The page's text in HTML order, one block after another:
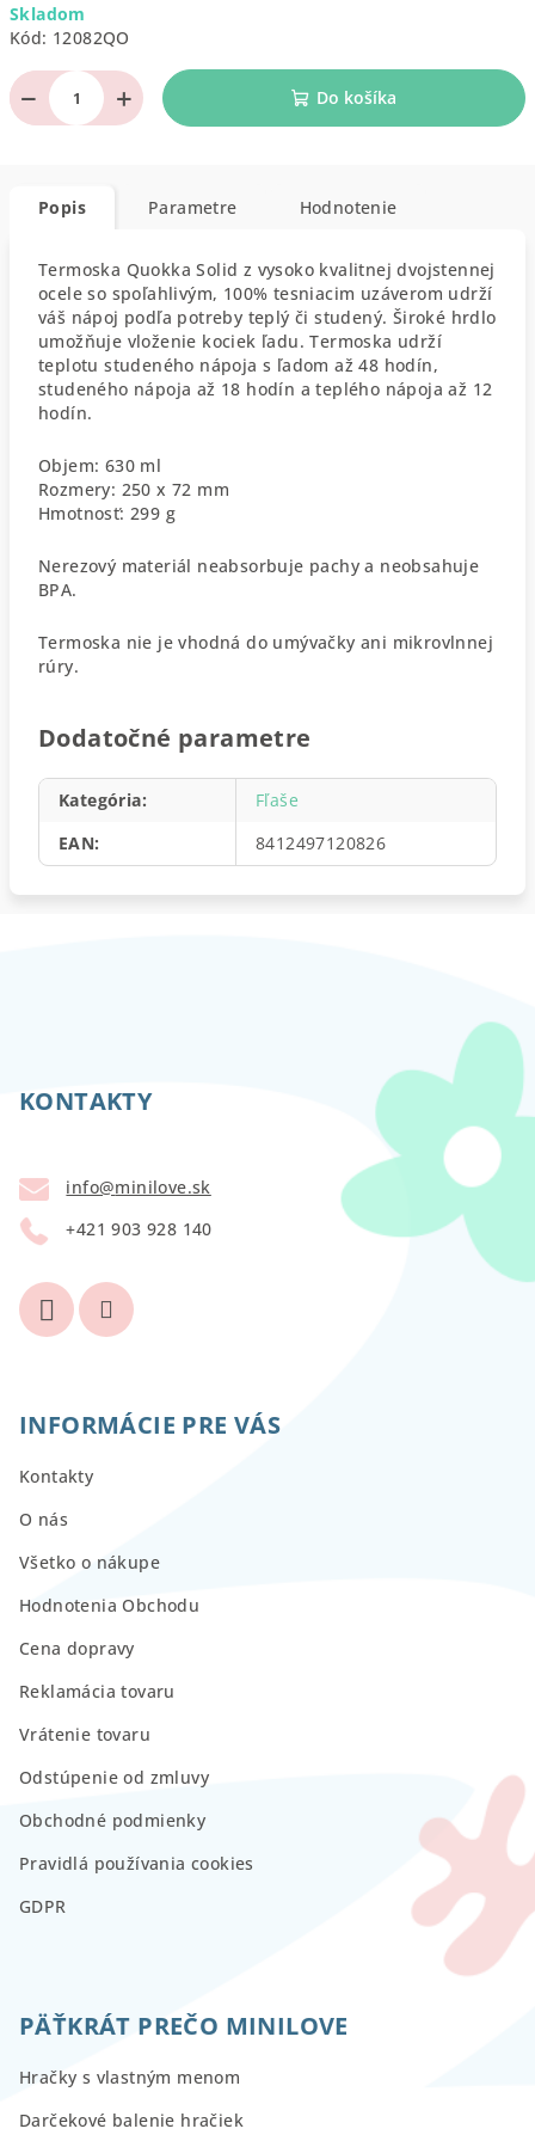
cena:
Skladom
Kód: 12082QO
+
− Do košíka
Popis Parametre Hodnotenie
Termoska Quokka Solid z vysoko kvalitnej dvojstennej
ocele so spoľahlivým, 100% tesniacim uzáverom udrží
váš nápoj podľa potreby teplý či studený. Široké hrdlo
umožňuje vloženie kociek ľadu. Termoska udrží
teplotu studeného nápoja s ľadom až 48 hodín,
studeného nápoja až 18 hodín a teplého nápoja až 12
hodín.
Objem: 630 ml
Rozmery: 250 x 72 mm
Hmotnosť: 299 g
Nerezový materiál neabsorbuje pachy a neobsahuje
BPA.
Termoska nie je vhodná do umývačky ani mikrovlnnej
rúry.
Dodatočné parametre
Kategória:
Fľaše
EAN: 8412497120826
KONTAKTY
info@minilove.sk
+421 903 928 140
INFORMÁCIE PRE VÁS
Kontakty
O nás
Všetko o nákupe
Hodnotenia Obchodu
Cena dopravy
Reklamácia tovaru
Vrátenie tovaru
Odstúpenie od zmluvy
Obchodné podmienky
Pravidlá používania cookies
GDPR
PÄŤKRÁT PREČO MINILOVE
Hračky s vlastným menom
Darčekové balenie hračiek